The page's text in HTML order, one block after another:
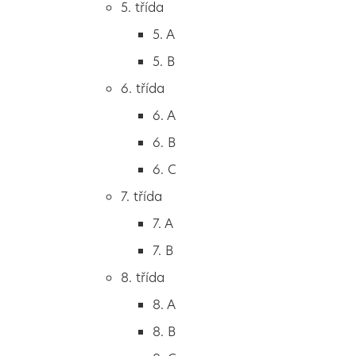
2. B
3. A
4. A
5. A
5. třída
5. A
5. B
6. třída
6. A
6. B
6. C
7. třída
7. A
7. B
8. třída
8. A
8. B